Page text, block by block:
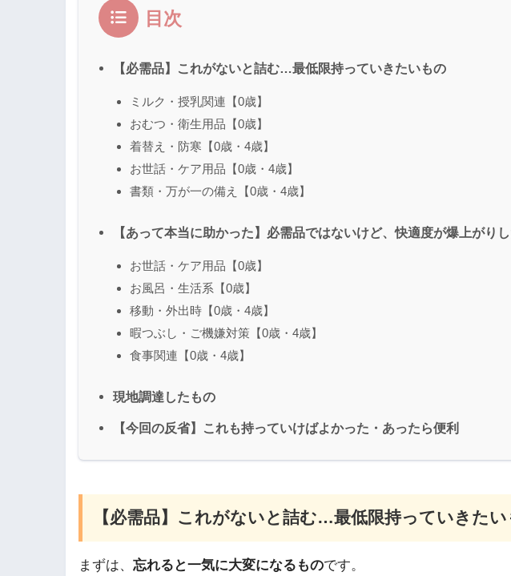
目次
【必需品】これがないと詰む…最低限持っていきたいもの
ミルク・授乳関連【0歳】
おむつ・衛生用品【0歳】
着替え・防寒【0歳・4歳】
お世話・ケア用品【0歳・4歳】
書類・万が一の備え【0歳・4歳】
【あって本当に助かった】必需品ではないけど、快適度が爆上がり
お世話・ケア用品【0歳】
お風呂・生活系【0歳】
移動・外出時【0歳・4歳】
暇つぶし・ご機嫌対策【0歳・4歳】
食事関連【0歳・4歳】
現地調達したもの
【今回の反省】これも持っていけばよかった・あったら便利
【必需品】これがないと詰む…最低限持っていきたい
まずは、 忘れると一気に大変になるものです。